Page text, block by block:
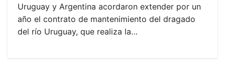
Uruguay y Argentina acordaron extender por un
año el contrato de mantenimiento del dragado
del río Uruguay, que realiza la…